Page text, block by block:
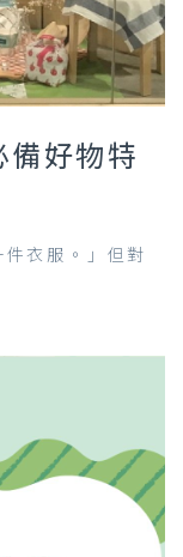
備好物特
衣服。」但對